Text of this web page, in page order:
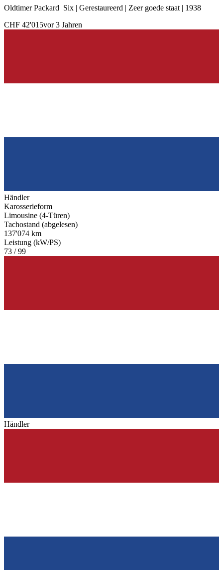
Oldtimer Packard Six | Gerestaureerd | Zeer goede staat | 1938
CHF 42'015vor 3 Jahren
Händler
Karosserieform
Limousine (4-Türen)
Tachostand (abgelesen)
137'074 km
Leistung (kW/PS)
73 / 99
Händler